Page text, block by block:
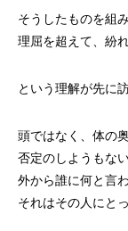
そうしたものを組
理屈を超えて、紛
という理解が先に
頭ではなく、体の
否定のしようもな
外から誰に何と言
それはその人にと